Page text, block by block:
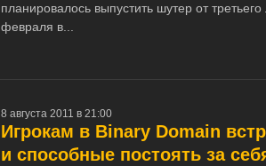
планировалось выпустить шутер от
февраля в...
8 августа 2011 в 21:00
Игрокам в Binary Domain
и способные постоять за